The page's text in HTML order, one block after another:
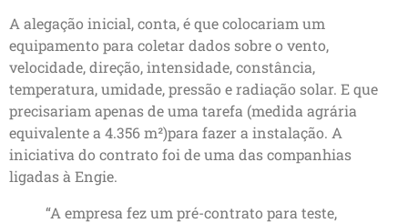
A alegação inicial, conta, é que colocariam um
equipamento para coletar dados sobre o vento,
velocidade, direção, intensidade, constância,
temperatura, umidade, pressão e radiação solar. E que
precisariam apenas de uma tarefa (medida agrária
equivalente a 4.356 m²)para fazer a instalação. A
iniciativa do contrato foi de uma das companhias
ligadas à Engie.
“A empresa fez um pré-contrato para teste,